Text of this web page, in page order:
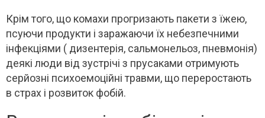
Крім того, що комахи прогризають пакети з їжею,
псуючи продукти і заражаючи їх небезпечними
інфекціями ( дизентерія, сальмонельоз, пневмонія)
деякі люди від зустрічі з прусаками отримують
серйозні психоемоційні травми, що переростають
в страх і розвиток фобій.